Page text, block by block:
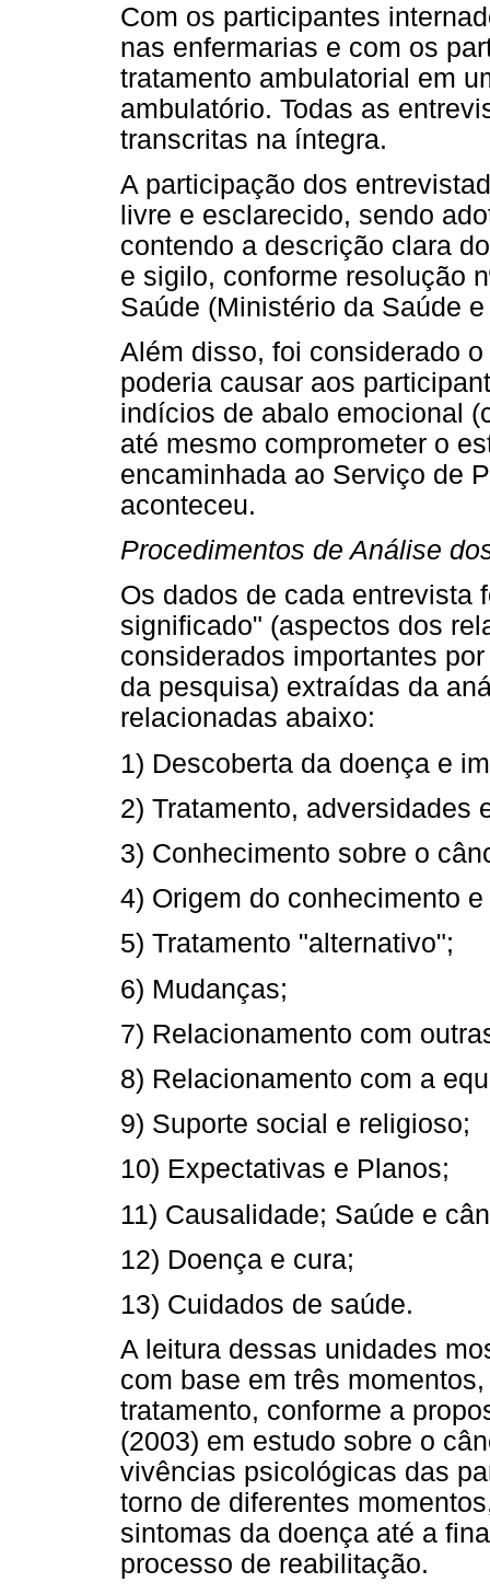
Com os participantes
nas enfermarias e com os
tratamento ambulatorial em
ambulatório. Todas as
transcritas na íntegra.
A participação dos
livre e esclarecido, sendo
contendo a descrição clara
e sigilo, conforme resolução
Saúde (Ministério da Saúde
Além disso, foi considerado
poderia causar aos
indícios de abalo emocional
até mesmo comprometer o
encaminhada ao Serviço de
aconteceu.
Procedimentos de Análise
Os dados de cada entrevista
significado" (aspectos dos
considerados importantes
da pesquisa) extraídas da
relacionadas abaixo:
1) Descoberta da doença e
2) Tratamento, adversidades
3) Conhecimento sobre o
4) Origem do conhecimento
5) Tratamento "alternativo";
6) Mudanças;
7) Relacionamento com
8) Relacionamento com a
9) Suporte social e religioso;
10) Expectativas e Planos;
11) Causalidade; Saúde e
12) Doença e cura;
13) Cuidados de saúde.
A leitura dessas unidades
com base em três
tratamento, conforme a
(2003) em estudo sobre o
vivências psicológicas das
torno de diferentes
sintomas da doença até a
processo de reabilitação.